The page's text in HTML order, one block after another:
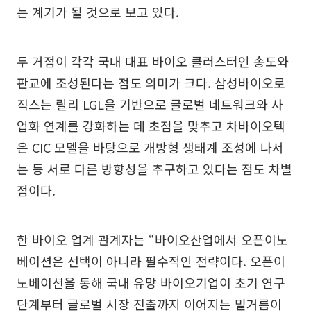
는 계기가 될 것으로 보고 있다.
두 거점이 각각 국내 대표 바이오 클러스터인 송도와
판교에 조성된다는 점도 의미가 크다. 삼성바이오로
직스는 릴리 LGL을 기반으로 글로벌 네트워크와 사
업화 연계를 강화하는 데 초점을 맞추고 차바이오텍
은 CIC 모델을 바탕으로 개방형 생태계 조성에 나서
는 등 서로 다른 방향성을 추구하고 있다는 점도 차별
점이다.
한 바이오 업계 관계자는 “바이오산업에서 오픈이노
베이션은 선택이 아니라 필수적인 전략이다. 오픈이
노베이션을 통해 국내 유망 바이오기업이 초기 연구
단계부터 글로벌 시장 진출까지 이어지는 밑거름이